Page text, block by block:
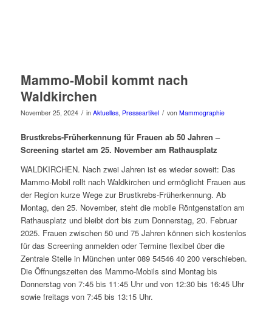
Mammo-Mobil kommt nach
Waldkirchen
November 25, 2024 / in Aktuelles, Presseartikel / von Mammographie
Brustkrebs-Früherkennung für Frauen ab 50 Jahren –
Screening startet am 25. November am Rathausplatz
WALDKIRCHEN. Nach zwei Jahren ist es wieder soweit: Das
Mammo-Mobil rollt nach Waldkirchen und ermöglicht Frauen aus
der Region kurze Wege zur Brustkrebs-Früherkennung. Ab
Montag, den 25. November, steht die mobile Röntgenstation am
Rathausplatz und bleibt dort bis zum Donnerstag, 20. Februar
2025. Frauen zwischen 50 und 75 Jahren können sich kostenlos
für das Screening anmelden oder Termine flexibel über die
Zentrale Stelle in München unter 089 54546 40 200 verschieben.
Die Öffnungszeiten des Mammo-Mobils sind Montag bis
Donnerstag von 7:45 bis 11:45 Uhr und von 12:30 bis 16:45 Uhr
sowie freitags von 7:45 bis 13:15 Uhr.